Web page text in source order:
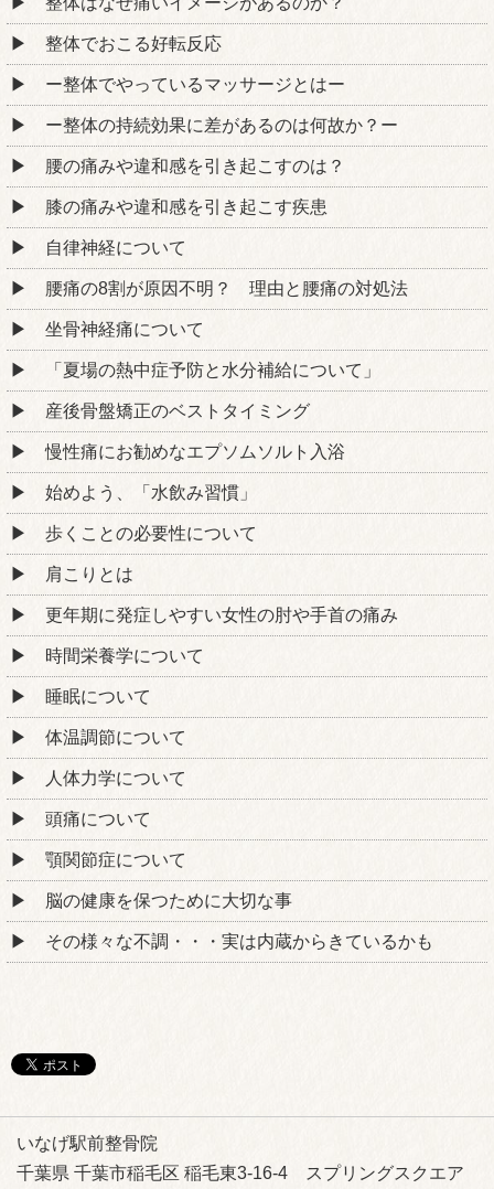
整体でおこる好転反応
ー整体でやっているマッサージとはー
ー整体の持続効果に差があるのは何故か？ー
腰の痛みや違和感を引き起こすのは？
膝の痛みや違和感を引き起こす疾患
自律神経について
腰痛の8割が原因不明？ 理由と腰痛の対処法
坐骨神経痛について
「夏場の熱中症予防と水分補給について」
産後骨盤矯正のベストタイミング
慢性痛にお勧めなエプソムソルト入浴
始めよう、「水飲み習慣」
歩くことの必要性について
肩こりとは
更年期に発症しやすい女性の肘や手首の痛み
時間栄養学について
睡眠について
体温調節について
人体力学について
頭痛について
顎関節症について
脳の健康を保つために大切な事
その様々な不調・・・実は内蔵からきているかも
いなげ駅前整骨院
千葉県 千葉市稲毛区 稲毛東3-16-4 スプリングスクエア